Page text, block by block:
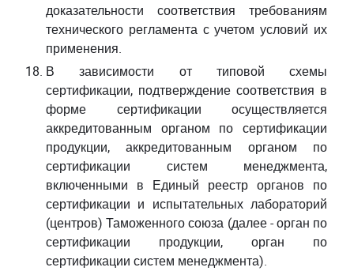
доказательности соответствия требованиям
технического регламента с учетом условий их
применения.
В зависимости от типовой схемы
сертификации, подтверждение соответствия в
форме сертификации осуществляется
аккредитованным органом по сертификации
продукции, аккредитованным органом по
сертификации систем менеджмента,
включенными в Единый реестр органов по
сертификации и испытательных лабораторий
(центров) Таможенного союза (далее - орган по
сертификации продукции, орган по
сертификации систем менеджмента).